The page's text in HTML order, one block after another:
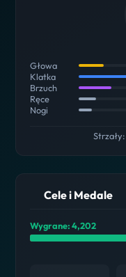
Głowa
Klatka
Brzuch
Ręce
Nogi
Strzały:
Cele i Medale
Wygrane: 4,202